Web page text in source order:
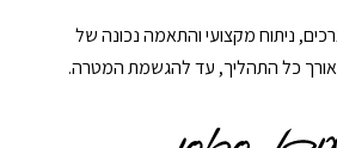
ניתוח מקצועי והתאמה נכונה של
כל התהליך, עד להגשמת המטרה.